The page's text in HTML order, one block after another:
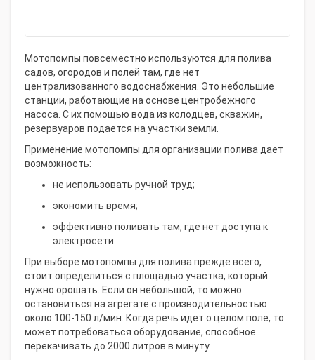
Мотопомпы повсеместно используются для полива
садов, огородов и полей там, где нет
централизованного водоснабжения. Это небольшие
станции, работающие на основе центробежного
насоса. С их помощью вода из колодцев, скважин,
резервуаров подается на участки земли.
Применение мотопомпы для организации полива дает
возможность:
не использовать ручной труд;
экономить время;
эффективно поливать там, где нет доступа к
электросети.
При выборе мотопомпы для полива прежде всего,
стоит определиться с площадью участка, который
нужно орошать. Если он небольшой, то можно
остановиться на агрегате с производительностью
около 100-150 л/мин. Когда речь идет о целом поле, то
может потребоваться оборудование, способное
перекачивать до 2000 литров в минуту.